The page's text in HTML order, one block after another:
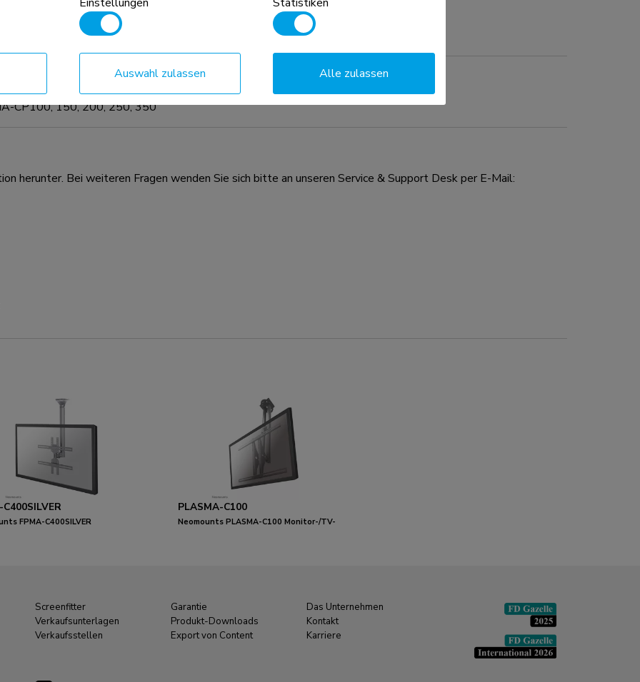
die VESA-Größe sind absolute
werden.
CP100, 150, 200, 250, 350
herunter. Bei weiteren Fragen wenden Sie sich bitte an unseren Service & Support Desk per E-Mail:
FPMA-C400SILVER
PLASMA-C100
Neomounts PLASMA-C100 Monitor-/TV-
Screenfitter
Verkaufsunterlagen
Verkaufsstellen
Garantie
Produkt-Downloads
Export von Content
Das Unternehmen
Kontakt
Karriere
Auswahl zulassen Alle zulassen